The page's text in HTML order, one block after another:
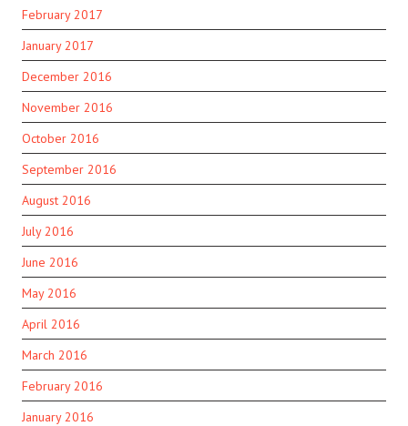
February 2017
January 2017
December 2016
November 2016
October 2016
September 2016
August 2016
July 2016
June 2016
May 2016
April 2016
March 2016
February 2016
January 2016